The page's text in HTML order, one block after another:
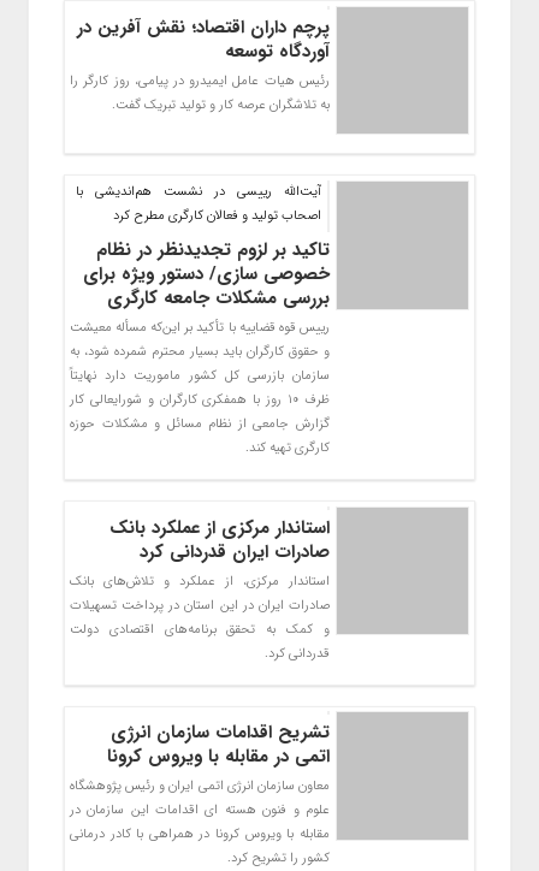
پرچم داران اقتصاد؛ نقش آفرین در
آوردگاه توسعه
رئیس هیات عامل ایمیدرو در پیامی، روز کارگر را
به تلاشگران عرصه کار و تولید تبریک گفت.
آیت‌الله رییسی در نشست هم‌اندیشی با
اصحاب تولید و فعالان کارگری مطرح کرد
تاکید بر لزوم تجدیدنظر در نظام
خصوصی سازی/ دستور ویژه برای
بررسی مشکلات جامعه کارگری
رییس قوه قضاییه با تأکید بر این‌که مسأله معیشت
و حقوق کارگران باید بسیار محترم شمرده شود، به
سازمان بازرسی کل کشور ماموریت دارد نهایتاً
ظرف ۱۰ روز با همفکری کارگران و شورایعالی کار
گزارش جامعی از نظام مسائل و مشکلات حوزه
کارگری تهیه کند.
استاندار مرکزی از عملکرد بانک
صادرات ایران قدردانی کرد
استاندار مرکزی، از عملکرد و تلاش‌های بانک
صادرات ایران در این استان در پرداخت تسهیلات
و کمک به تحقق برنامه‌های اقتصادی دولت
قدردانی کرد.
تشریح اقدامات سازمان انرژی
اتمی در مقابله با ویروس کرونا
معاون سازمان انرژی اتمی ایران و رئیس پژوهشگاه
علوم و فنون هسته ای اقدامات این سازمان در
مقابله با ویروس کرونا در همراهی با کادر درمانی
کشور را تشریح کرد.